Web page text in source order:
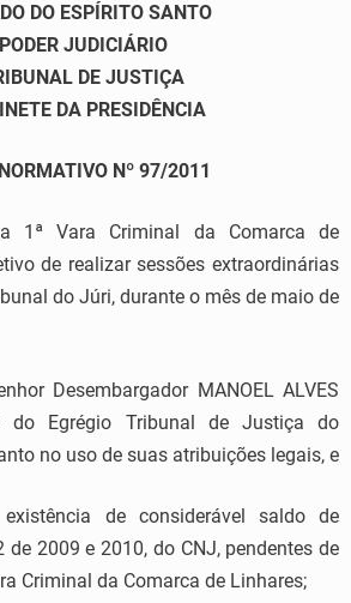
DO ESPÍRITO SANTO
PODER JUDICIÁRIO
DE JUSTIÇA
DA PRESIDÊNCIA
Nº 97/2011
1ª Vara Criminal da Comarca de
de realizar sessões extraordinárias
do Júri, durante o mês de maio de
Desembargador MANOEL ALVES
do Egrégio Tribunal de Justiça do
no uso de suas atribuições legais, e
existência de considerável saldo de
de 2009 e 2010, do CNJ, pendentes de
Criminal da Comarca de Linhares;